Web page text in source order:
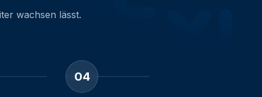
wachsen lässt.
04